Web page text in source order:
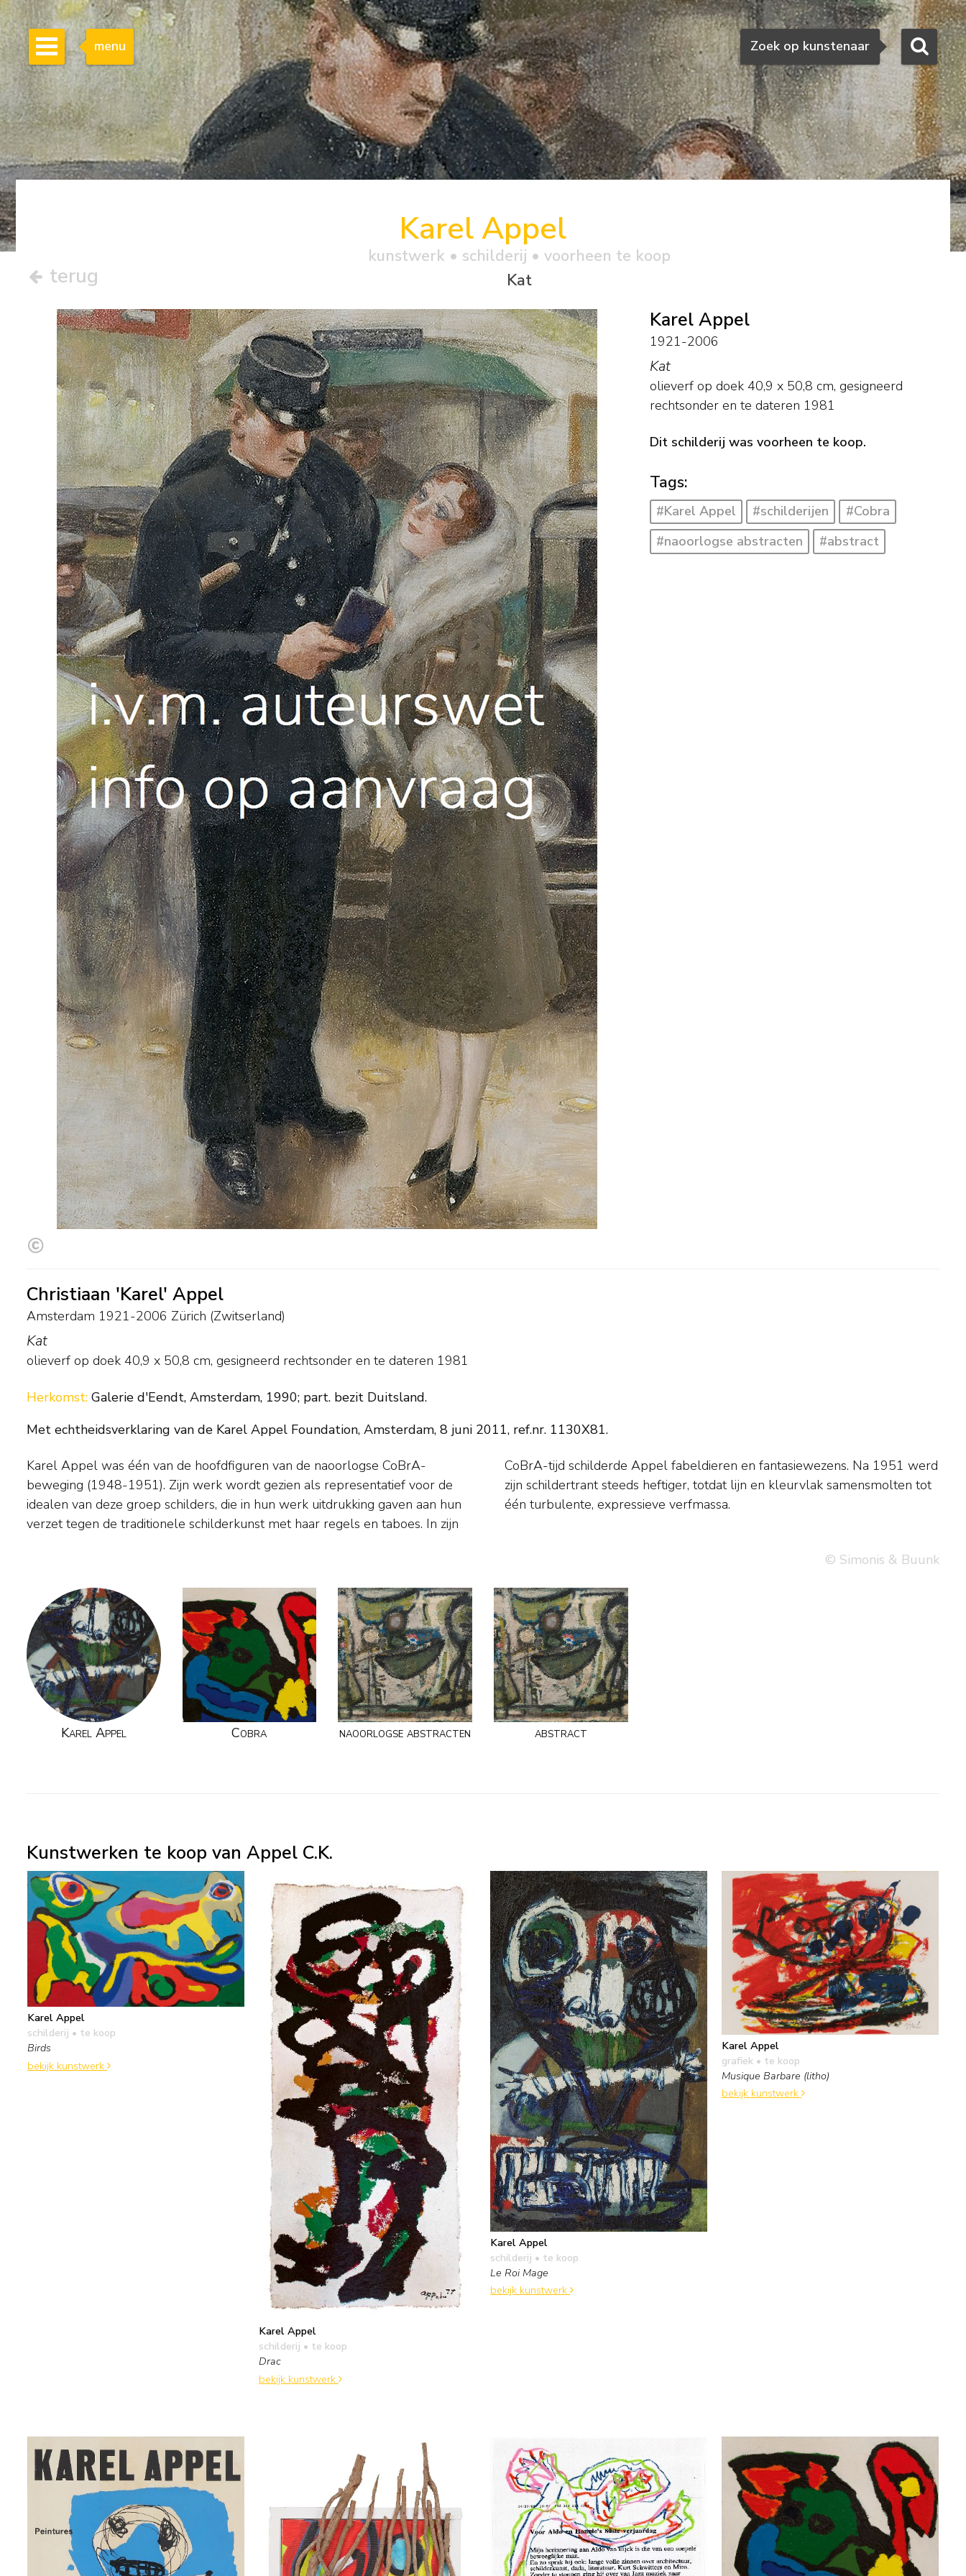
Zoeken
Zoek op kunstenaar
menu
terug
Karel Appel
kunstwerk • schilderij • voorheen te koop
Kat
Karel Appel
1921-2006
Kat
olieverf op doek 40,9 x 50,8 cm, gesigneerd
rechtsonder en te dateren 1981
Dit schilderij was voorheen te koop.
Tags:
#Karel Appel #schilderijen
#Cobra
#naoorlogse abstracten
#abstract
Christiaan 'Karel' Appel
Amsterdam 1921-2006 Zürich (Zwitserland)
Kat
olieverf op doek 40,9 x 50,8 cm, gesigneerd rechtsonder en te dateren 1981
Herkomst: Galerie d'Eendt, Amsterdam, 1990; part. bezit Duitsland.
Met echtheidsverklaring van de Karel Appel Foundation, Amsterdam, 8 juni 2011, ref.nr. 1130X81.
Karel Appel was één van de hoofdfiguren van de naoorlogse CoBrA-
beweging (1948-1951). Zijn werk wordt gezien als representatief voor de
idealen van deze groep schilders, die in hun werk uitdrukking gaven aan hun
verzet tegen de traditionele schilderkunst met haar regels en taboes. In zijn
CoBrA-tijd schilderde Appel fabeldieren en fantasiewezens. Na 1951 werd
zijn schildertrant steeds heftiger, totdat lijn en kleurvlak samensmolten tot
één turbulente, expressieve verfmassa.
© Simonis & Buunk
Karel Appel Cobra naoorlogse abstracten abstract
Kunstwerken te koop van Appel C.K.
Karel Appel
schilderij • te koop
Birds
bekijk kunstwerk
Karel Appel
schilderij • te koop
Drac
bekijk kunstwerk
Karel Appel
schilderij • te koop
Le Roi Mage
bekijk kunstwerk
Karel Appel
grafiek • te koop
Musique Barbare (litho)
bekijk kunstwerk